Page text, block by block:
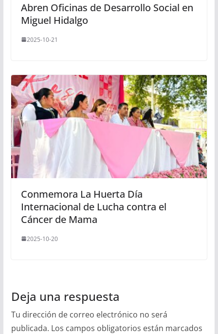
Abren Oficinas de Desarrollo Social en
Miguel Hidalgo
2025-10-21
Conmemora La Huerta Día
Internacional de Lucha contra el
Cáncer de Mama
2025-10-20
Deja una respuesta
Tu dirección de correo electrónico no será
publicada. Los campos obligatorios están marcados